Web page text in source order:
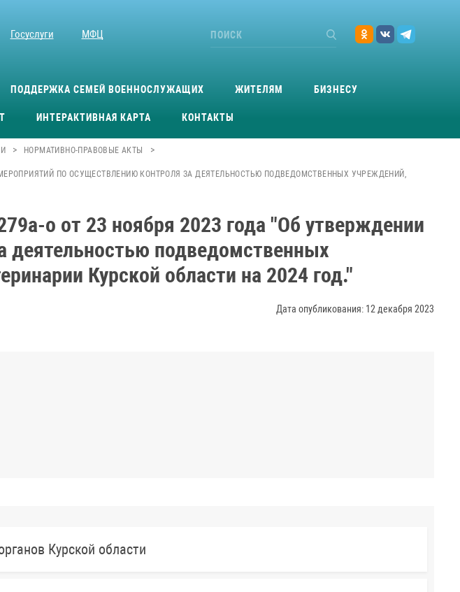
Госуслуги МФЦ
ПОДДЕРЖКА СЕМЕЙ ВОЕННОСЛУЖАЩИХ ЖИТЕЛЯМ БИЗНЕСУ
ИНТЕРАКТИВНАЯ КАРТА КОНТАКТЫ
> НОРМАТИВНО-ПРАВОВЫЕ АКТЫ >
ПО ОСУЩЕСТВЛЕНИЮ КОНТРОЛЯ ЗА ДЕЯТЕЛЬНОСТЬЮ ПОДВЕДОМСТВЕННЫХ УЧРЕЖДЕНИЙ,
о от 23 ноября 2023 года "Об утверждении
деятельностью подведомственных
Курской области на 2024 год."
Дата опубликования: 12 декабря 2023
Курской области